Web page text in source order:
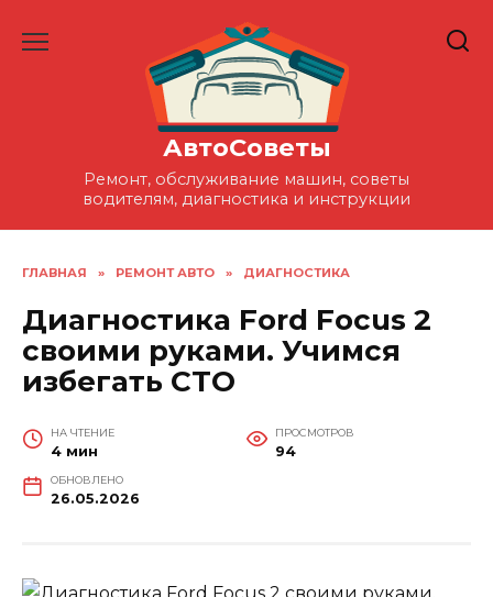
АвтоСоветы
Ремонт, обслуживание машин, советы
водителям, диагностика и инструкции
ГЛАВНАЯ » РЕМОНТ АВТО » ДИАГНОСТИКА
Диагностика Ford Focus 2
своими руками. Учимся
избегать СТО
НА ЧТЕНИЕ
4 мин
ПРОСМОТРОВ
94
ОБНОВЛЕНО
26.05.2026